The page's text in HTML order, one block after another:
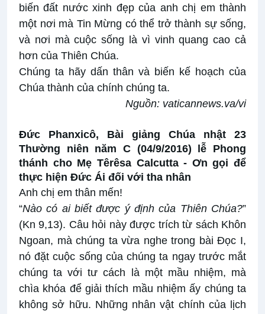
biến đất nước xinh đẹp của anh chị em thành
một nơi mà Tin Mừng có thể trở thành sự sống,
và nơi mà cuộc sống là vì vinh quang cao cả
hơn của Thiên Chúa.
Chúng ta hãy dấn thân và biến kế hoạch của
Chúa thành của chính chúng ta.
Nguồn: vaticannews.va/vi
Đức Phanxicô, Bài giảng Chúa nhật 23
Thường niên năm C (04/9/2016) lễ Phong
thánh cho Mẹ Têrêsa Calcutta - Ơn gọi để
thực hiện Đức Ái đối với tha nhân
Anh chị em thân mến!
“Nào có ai biết được ý định của Thiên Chúa?”
(Kn 9,13). Câu hỏi này được trích từ sách Khôn
Ngoan, mà chúng ta vừa nghe trong bài Đọc I,
nó đặt cuộc sống của chúng ta ngay trước mắt
chúng ta với tư cách là một mầu nhiệm, mà
chìa khóa để giải thích mầu nhiệm ấy chúng ta
không sở hữu. Những nhân vật chính của lịch